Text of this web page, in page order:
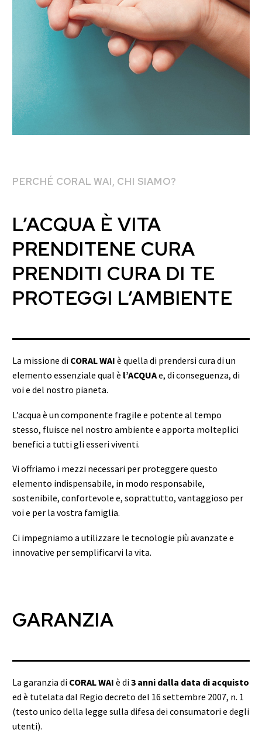
PERCHÉ CORAL WAI, CHI SIAMO?
L’ACQUA È VITA
PRENDITENE CURA
PRENDITI CURA DI TE
PROTEGGI L’AMBIENTE
La missione di CORAL WAI è quella di prendersi cura di un
elemento essenziale qual è l’ACQUAe, di conseguenza, di
voi e del nostro pianeta.
L’acqua è un componente fragile e potente al tempo
stesso, fluisce nel nostro ambiente e apporta molteplici
benefici a tutti gli esseri viventi.
Vi offriamo i mezzi necessari per proteggere questo
elemento indispensabile, in modo responsabile,
sostenibile, confortevole e, soprattutto, vantaggioso per
voi e per la vostra famiglia.
Ci impegniamo a utilizzare le tecnologie più avanzate e
innovative per semplificarvi la vita.
GARANZIA
La garanzia di CORAL WAI è di3 anni dalla data di acquisto
ed è tutelata dal Regio decreto del 16 settembre 2007, n. 1
(testo unico della legge sulla difesa dei consumatori e degli
utenti).